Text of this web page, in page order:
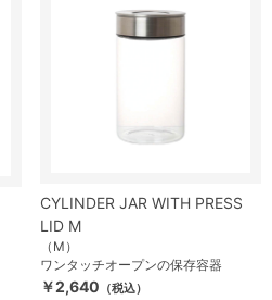
CYLINDER JAR WITH PRESS
LID M
（M）
ワンタッチオープンの保存容器
￥2,640 （税込）